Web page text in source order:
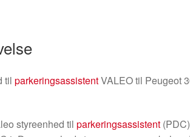
tilparkeringsassistentVALEO til Peugeot
styreenhed tilparkeringsassistent